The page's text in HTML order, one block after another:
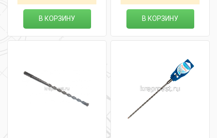
В КОРЗИНУ В КОРЗИНУ